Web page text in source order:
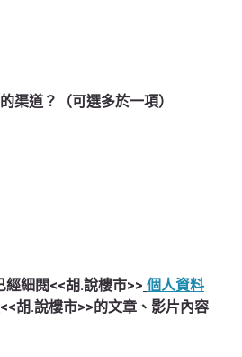
渠道？（可選多於一項）
細閱<<胡.說樓市>> 個人資料
胡.說樓市>>的文章、影片內容